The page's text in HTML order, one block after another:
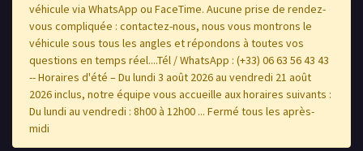
véhicule via WhatsApp ou FaceTime. Aucune prise de rendez-
vous compliquée : contactez-nous, nous vous montrons le
véhicule sous tous les angles et répondons à toutes vos
questions en temps réel....Tél / WhatsApp : (+33) 06 63 56 43 43
-- Horaires d'été – Du lundi 3 août 2026 au vendredi 21 août
2026 inclus, notre équipe vous accueille aux horaires suivants :
Du lundi au vendredi : 8h00 à 12h00 ... Fermé tous les après-
midi